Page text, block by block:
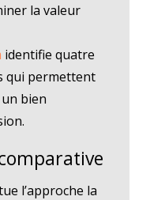
la valeur
identifie quatre
qui permettent
bien
l’approche la